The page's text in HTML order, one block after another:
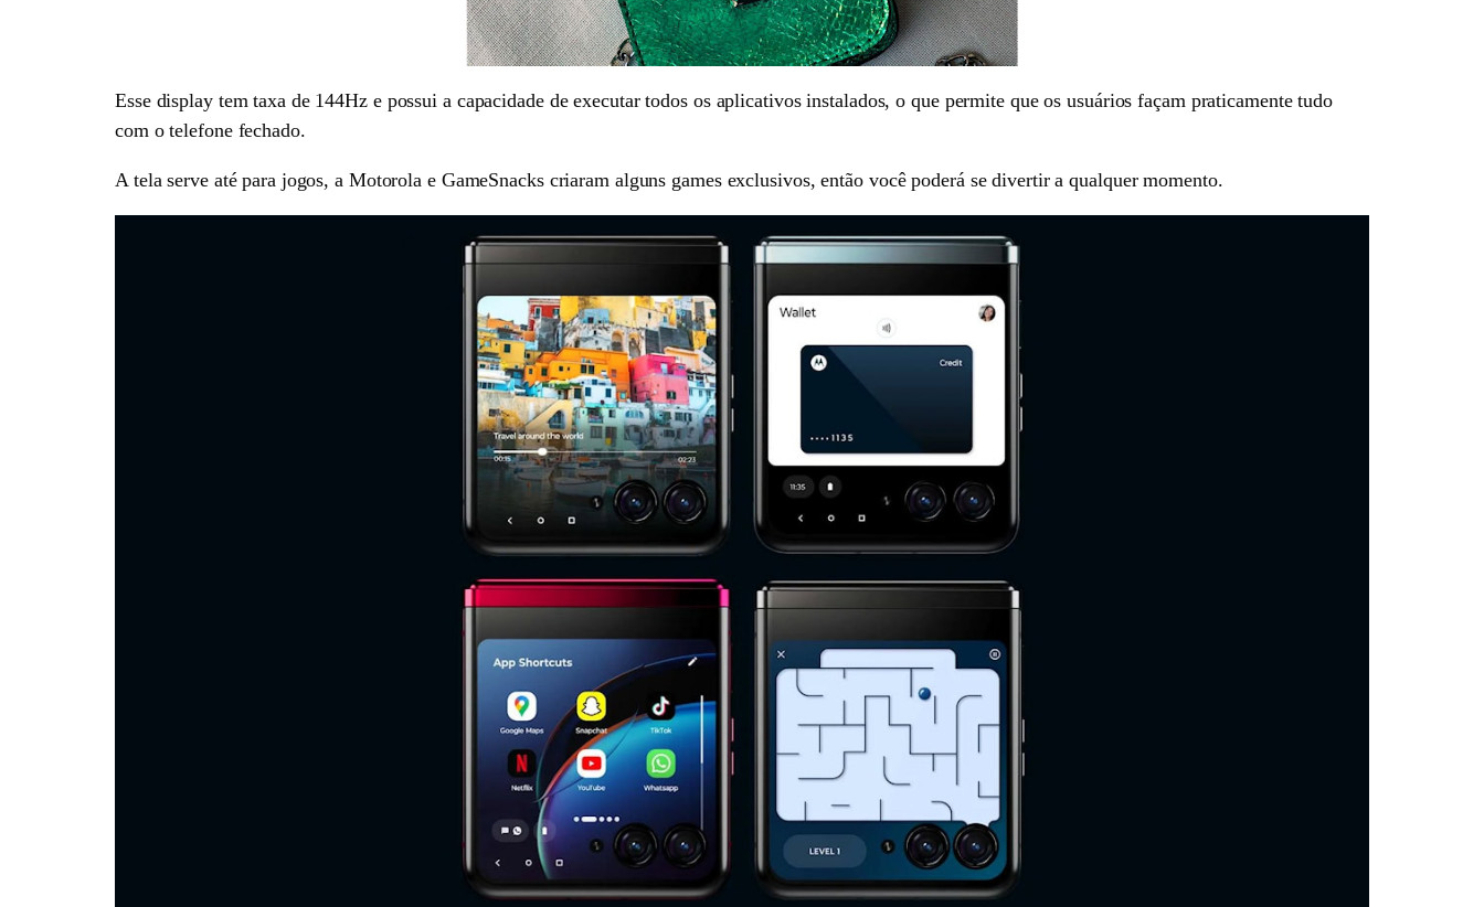
Esse display tem taxa de 144Hz e possui a capacidade de executar todos os aplicativos instalados, o que permite que os usuários façam praticamente tudo
com o telefone fechado.
A tela serve até para jogos, a Motorola e GameSnacks criaram alguns games exclusivos, então você poderá se divertir a qualquer momento.